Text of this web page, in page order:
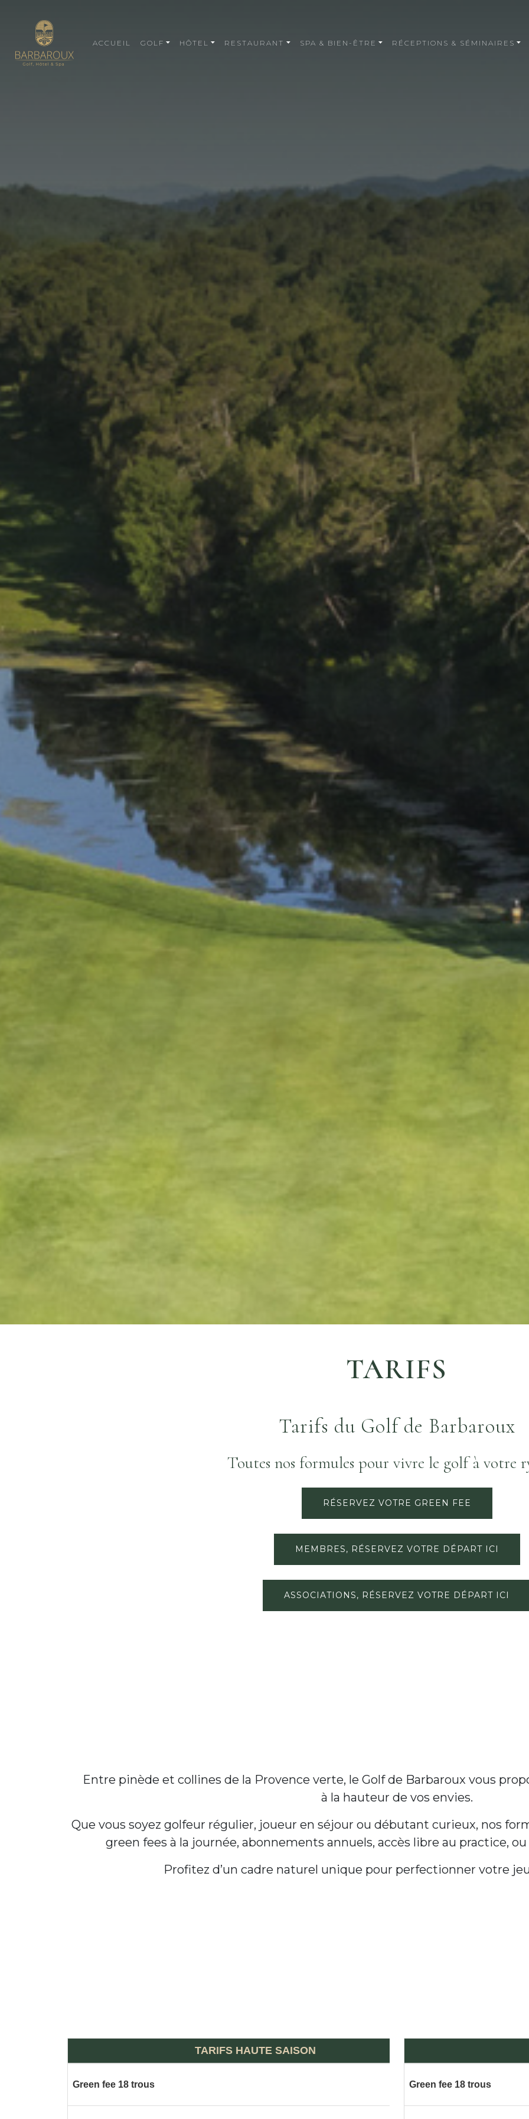
ACCUEIL GOLF HÔTEL RESTAURANT SPA & BIEN-ÊTRE RÉCEPTIONS & SÉMINAIRES
TARIFS
Tarifs du Golf de Barbaroux
Toutes nos formules pour vivre le golf à votre
RÉSERVEZ VOTRE GREEN FEE
MEMBRES, RÉSERVEZ VOTRE DÉPART ICI
ASSOCIATIONS, RÉSERVEZ VOTRE DÉPART ICI
Entre pinède et collines de la Provence verte, le Golf de Barbaroux vous
à la hauteur de vos envies.
Que vous soyez golfeur régulier, joueur en séjour ou débutant curieux, nos
green fees à la journée, abonnements annuels, accès libre au practice,
Profitez d’un cadre naturel unique pour perfectionner votre
TARIFS HAUTE SAISON
Green fee 18 trous 106€
Green fee 18 trous